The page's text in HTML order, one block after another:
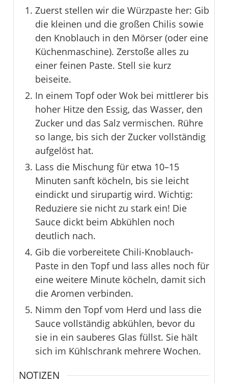
Zuerst stellen wir die Würzpaste her: Gib
die kleinen und die großen Chilis sowie
den Knoblauch in den Mörser (oder eine
Küchenmaschine). Zerstoße alles zu
einer feinen Paste. Stell sie kurz
beiseite.
In einem Topf oder Wok bei mittlerer bis
hoher Hitze den Essig, das Wasser, den
Zucker und das Salz vermischen. Rühre
so lange, bis sich der Zucker vollständig
aufgelöst hat.
Lass die Mischung für etwa 10–15
Minuten sanft köcheln, bis sie leicht
eindickt und sirupartig wird. Wichtig:
Reduziere sie nicht zu stark ein! Die
Sauce dickt beim Abkühlen noch
deutlich nach.
Gib die vorbereitete Chili-Knoblauch-
Paste in den Topf und lass alles noch für
eine weitere Minute köcheln, damit sich
die Aromen verbinden.
Nimm den Topf vom Herd und lass die
Sauce vollständig abkühlen, bevor du
sie in ein sauberes Glas füllst. Sie hält
sich im Kühlschrank mehrere Wochen.
NOTIZEN